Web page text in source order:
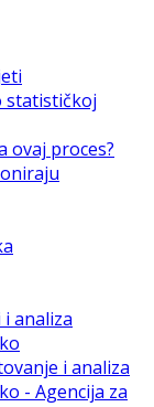
statističkoj
ovaj proces?
analiza
i analiza
- Agencija za